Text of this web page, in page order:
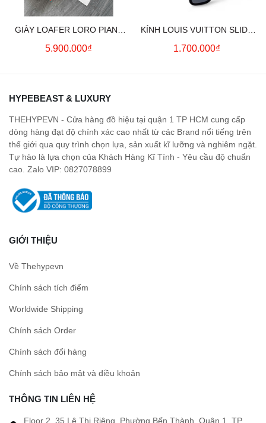
GIÀY LOAFER LORO PIANA
SUMMER CHARMS (CREAM)
5.900.000₫
KÍNH LOUIS VUITTON SLIDE
SQUARE SUNGLASSES
1.700.000₫
HYPEBEAST & LUXURY
THEHYPEVN - Cửa hàng đồ hiệu tại quận 1 TP HCM cung cấp
dòng hàng đạt độ chính xác cao nhất từ các Brand nổi tiếng trên
thế giới qua quy trình chọn lựa, sản xuất kĩ lưỡng và nghiêm ngặt.
Tự hào là lựa chọn của Khách Hàng Kĩ Tính - Yêu cầu độ chuẩn
cao. Zalo VIP: 0827078899
GIỚI THIỆU
Về Thehypevn
Chính sách tích điểm
Worldwide Shipping
Chính sách Order
Chính sách đổi hàng
Chính sách bảo mật và điều khoản
THÔNG TIN LIÊN HỆ
Floor 2, 35 Lê Thị Riêng, Phường Bến Thành, Quận 1, TP